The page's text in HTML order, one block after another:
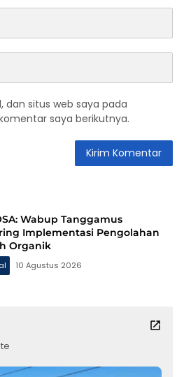
dan situs web saya pada
saya berikutnya.
Wabup Tanggamus
Implementasi Pengolahan
Organik
10 Agustus 2026